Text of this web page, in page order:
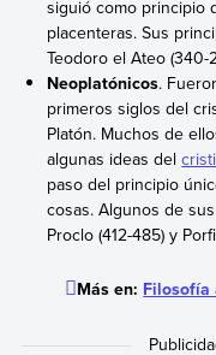
siguió como principio
placenteras. Sus
Teodoro el Ateo (340-
Neoplatónicos.
primeros siglos del
Platón. Muchos de
algunas ideas del
paso del principio
cosas. Algunos de
Proclo (412-485) y
Más en: Filosofía